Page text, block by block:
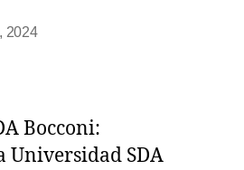
2024
Bocconi:
Universidad SDA